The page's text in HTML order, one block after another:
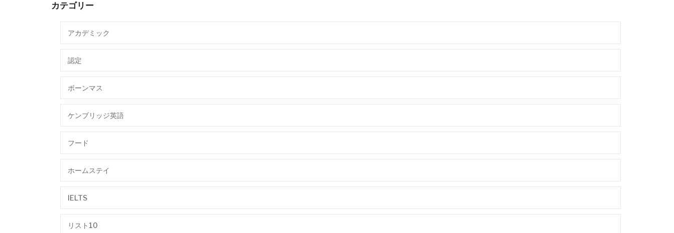
カテゴリー
アカデミック
認定
ボーンマス
ケンブリッジ英語
フード
ホームステイ
IELTS
リスト10